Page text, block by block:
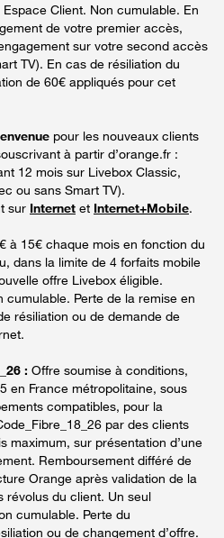
Client. Non cumulable. En
de votre premier accès,
sur votre second accès
TV). En cas de résiliation du
de 60€ appliqués pour cet
pour les nouveaux clients
à partir d’orange.fr :
12 mois sur Livebox Classic,
ou sans Smart TV).
sur Internet et Internet+Mobile.
à 15€ chaque mois en fonction du
dans la limite de 4 forfaits mobile
offre Livebox éligible.
cumulable. Perte de la remise en
résiliation ou de demande de
: Offre soumise à conditions,
en France métropolitaine, sous
compatibles, pour la
par des clients
maximum, sur présentation d’une
Remboursement différé de
Orange après validation de la
révolus du client. Un seul
cumulable. Perte du
ou de changement d’offre.